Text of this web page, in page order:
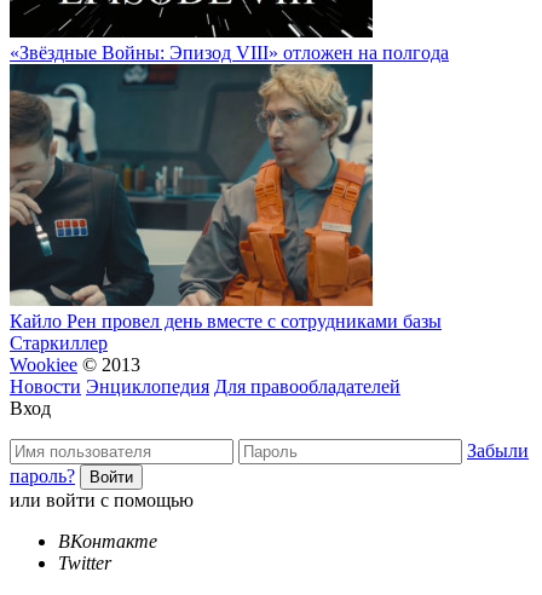
«Звёздные Войны: Эпизод VIII» отложен на полгода
Кайло Рен провел день вместе с сотрудниками базы
Старкиллер
Wookiee © 2013
Новости Энциклопедия Для правообладателей
Вход
Забыли
пароль?
или войти с помощью
ВКонтакте
Twitter